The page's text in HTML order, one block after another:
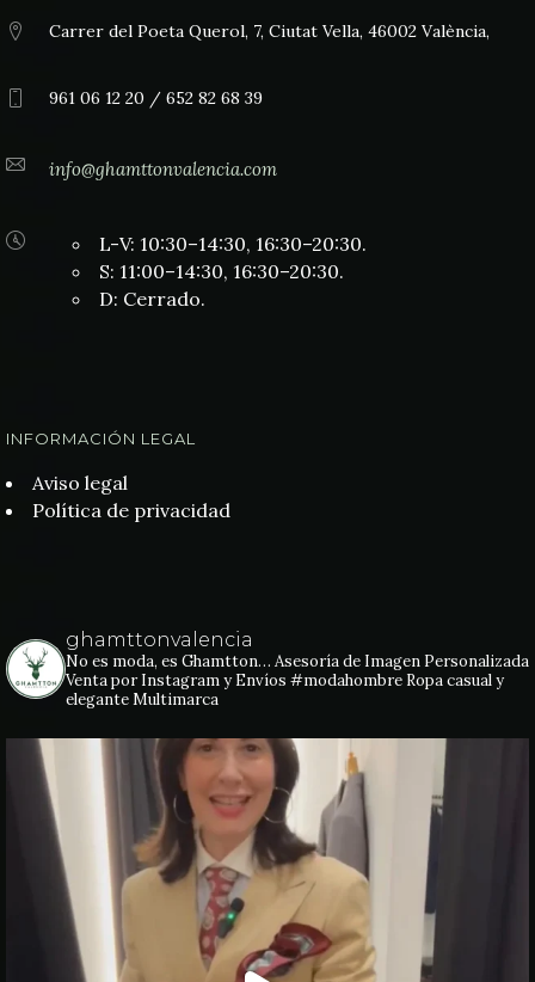
Carrer del Poeta Querol, 7, Ciutat Vella, 46002 València,
961 06 12 20 / 652 82 68 39
info@ghamttonvalencia.com
L-V: 10:30–14:30, 16:30–20:30.
S: 11:00–14:30, 16:30–20:30.
D: Cerrado.
INFORMACIÓN LEGAL
Aviso legal
Política de privacidad
ghamttonvalencia
No es moda, es Ghamtton… Asesoría de Imagen Personalizada
Venta por Instagram y Envíos #modahombre Ropa casual y
eleganteMultimarca